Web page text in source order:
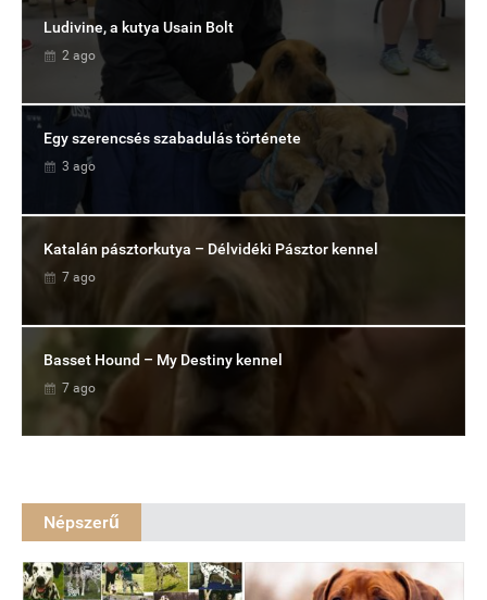
Ludivine, a kutya Usain Bolt
2 ago
Egy szerencsés szabadulás története
3 ago
Katalán pásztorkutya – Délvidéki Pásztor kennel
7 ago
Basset Hound – My Destiny kennel
7 ago
Népszerű